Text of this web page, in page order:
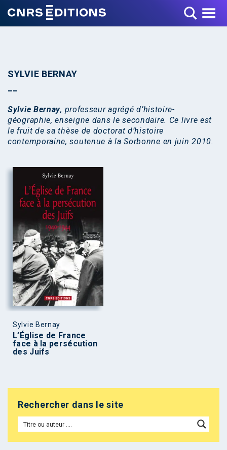
Toggle Menu
SYLVIE BERNAY
Sylvie Bernay, professeur agrégé d’histoire-
géographie, enseigne dans le secondaire. Ce livre est
le fruit de sa thèse de doctorat d’histoire
contemporaine, soutenue à la Sorbonne en juin 2010.
Sylvie Bernay
L’Église de France
face à la persécution
des Juifs
Rechercher dans le site